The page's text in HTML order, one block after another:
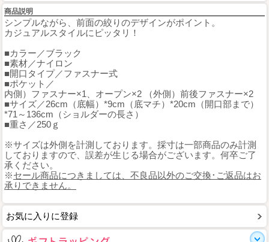
商品説明
シンプルながら、前面の絞りのデザインがポイント。
カジュアルスタイルにピッタリ！
■カラー／ブラック
■素材／ナイロン
■開口タイプ／ファスナー式
■ポケット／
内側）ファスナー×1、オープン×2 （外側）前後ファスナー×2
■サイズ／26cm（底幅）*9cm（底マチ）*20cm（開口部まで）
*71～136cm（ショルダーの長さ）
■重さ／250ｇ
※サイズは外側を計測しております。採寸は一部商品のみ計測
しておりますので、誤差が生じる場合がございます。何卒ご了
承ください。
※セール商品につきましては、不良品以外のご交換･ご返品はお
承りできません。
お気に入りに登録